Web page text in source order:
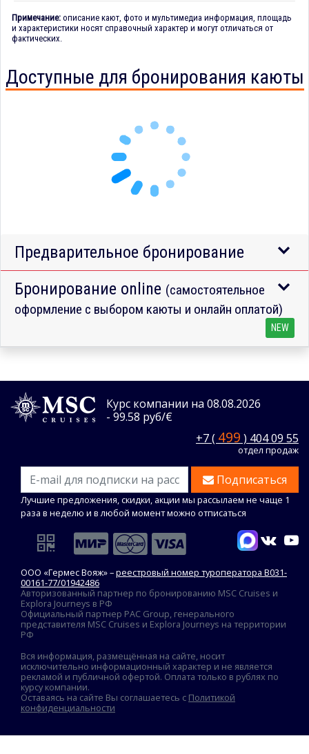
Примечание: описание кают, фото и мультимедиа информация, площадь
и характеристики носят справочный характер и могут отличаться от
фактических.
Доступные для бронирования каюты
Предварительное бронирование
Бронирование online (самостоятельное
оформление с выбором каюты и онлайн оплатой)
NEW
Курс компании на 08.08.2026
- 99.58 руб/€
+7 ( 499 ) 404 09 55
отдел продаж
Подписаться
Лучшие предложения, скидки, акции мы рассылаем не чаще 1
раза в неделю и в любой момент можно отписаться
ООО «Гермес Вояж» –реестровый номер туроператора В031-
00161-77/01942486
Авторизованный партнер по бронированию MSC Cruises и
Explora Journeys в РФ
Официальный партнер PAC Group, генерального
представителя MSC Cruises и Explora Journeys на территории
РФ
Вся информация, размещённая на сайте, носит
исключительно информационный характер и не является
рекламой и публичной офертой. Оплата только в рублях по
курсу компании.
Оставаясь на сайте Вы соглашаетесь с Политикой
конфиденциальности